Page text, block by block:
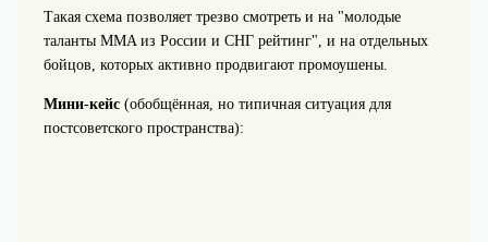
Такая схема позволяет трезво смотреть и на "молодые
таланты MMA из России и СНГ рейтинг", и на отдельных
бойцов, которых активно продвигают промоушены.
Мини‑кейс(обобщённая, но типичная ситуация для
постсоветского пространства):